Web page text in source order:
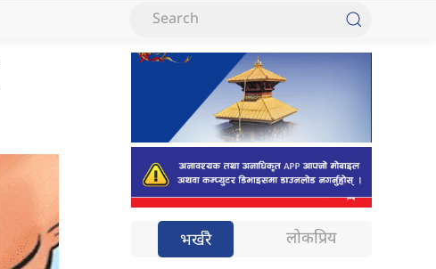
भर्खरै लोकप्रिय